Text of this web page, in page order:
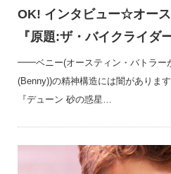
OK! インタビュー☆オース
『原題:ザ・バイクライダ
━━ベニー(オースティン・バトラー
(Benny))の精神構造には闇がありま
『デューン 砂の惑星…